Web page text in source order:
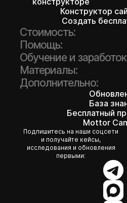
Конструктор
Создать
Стоимость:
Помощь:
Обучение и
Материалы:
Дополнительно:
База
Бесплатный
Mottor
Подпишитесь на наши соцсети
и получайте кейсы,
исследования и обновления
первыми: